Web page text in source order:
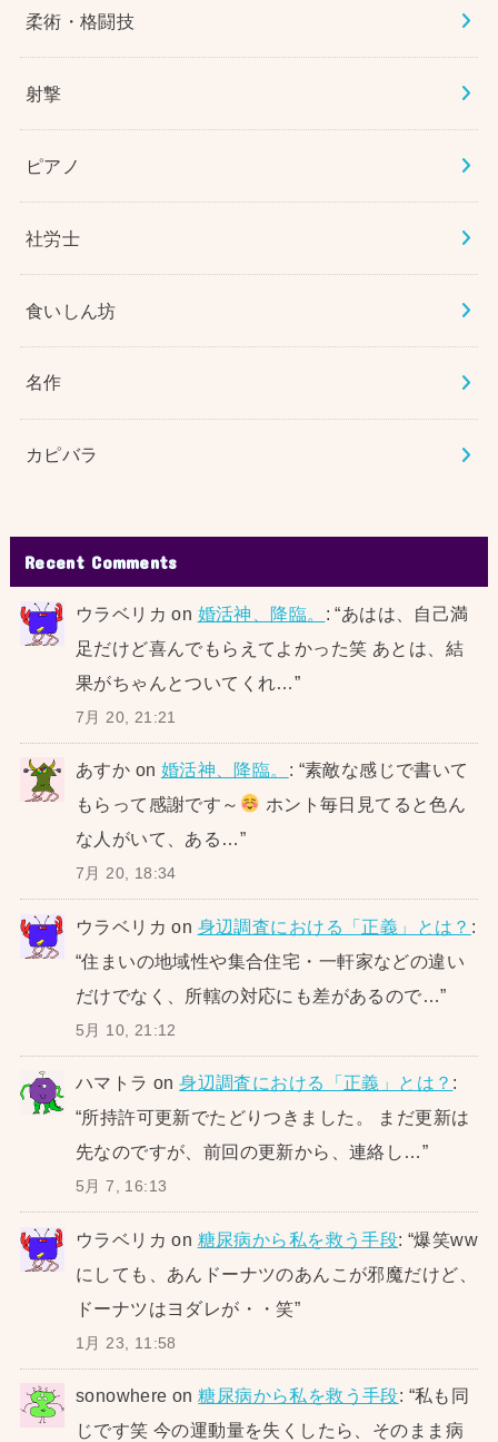
柔術・格闘技
射撃
ピアノ
社労士
食いしん坊
名作
カピバラ
Recent Comments
ウラベリカ on 婚活神、降臨。 : “あはは、自己満
足だけど喜んでもらえてよかった笑 あとは、結
果がちゃんとついてくれ…”
7月 20, 21:21
あすか on 婚活神、降臨。 : “素敵な感じで書いて
もらって感謝です～
ホント毎日見てると色ん
な人がいて、ある…”
7月 20, 18:34
ウラベリカ on 身辺調査における「正義」とは？ :
“住まいの地域性や集合住宅・一軒家などの違い
だけでなく、所轄の対応にも差があるので…”
5月 10, 21:12
ハマトラ on身辺調査における「正義」とは？ :
“所持許可更新でたどりつきました。 まだ更新は
先なのですが、前回の更新から、連絡し…”
5月 7, 16:13
ウラベリカ on 糖尿病から私を救う手段: “爆笑ww
にしても、あんドーナツのあんこが邪魔だけど、
ドーナツはヨダレが・・笑”
1月 23, 11:58
sonowhere on糖尿病から私を救う手段: “私も同
じです笑 今の運動量を失くしたら、そのまま病